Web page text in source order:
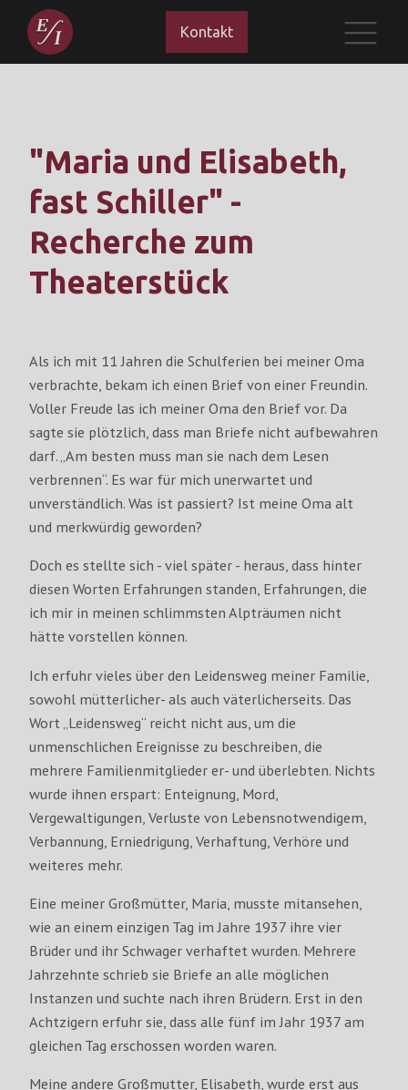
Kontakt
"Maria und Elisabeth,
fast Schiller" -
Recherche zum
Theaterstück
Als ich mit 11 Jahren die Schulferien bei meiner Oma
verbrachte, bekam ich einen Brief von einer Freundin.
Voller Freude las ich meiner Oma den Brief vor. Da
sagte sie plötzlich, dass man Briefe nicht aufbewahren
darf. „Am besten muss man sie nach dem Lesen
verbrennen“. Es war für mich unerwartet und
unverständlich. Was ist passiert? Ist meine Oma alt
und merkwürdig geworden?
Doch es stellte sich - viel später - heraus, dass hinter
diesen Worten Erfahrungen standen, Erfahrungen, die
ich mir in meinen schlimmsten Alpträumen nicht
hätte vorstellen können.
Ich erfuhr vieles über den Leidensweg meiner Familie,
sowohl mütterlicher- als auch väterlicherseits. Das
Wort „Leidensweg“ reicht nicht aus, um die
unmenschlichen Ereignisse zu beschreiben, die
mehrere Familienmitglieder er- und überlebten. Nichts
wurde ihnen erspart: Enteignung, Mord,
Vergewaltigungen, Verluste von Lebensnotwendigem,
Verbannung, Erniedrigung, Verhaftung, Verhöre und
weiteres mehr.
Eine meiner Großmütter, Maria, musste mitansehen,
wie an einem einzigen Tag im Jahre 1937 ihre vier
Brüder und ihr Schwager verhaftet wurden. Mehrere
Jahrzehnte schrieb sie Briefe an alle möglichen
Instanzen und suchte nach ihren Brüdern. Erst in den
Achtzigern erfuhr sie, dass alle fünf im Jahr 1937 am
gleichen Tag erschossen worden waren.
Meine andere Großmutter, Elisabeth, wurde erst aus